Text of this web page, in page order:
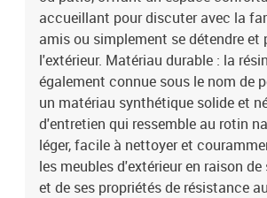
fibre de cotonDimensions du coussin de siège
P x é)Dimensions du coussin de dossier : 55 x
é)La livraison contient :1 x canapé d'angle1 x
canapé avec accoudoirs5 x coussin de
avec housse amovible et lavable
accueillant pour discuter avec la
amis ou simplement se détendre et
l'extérieur. Matériau durable : la
également connue sous le nom de
un matériau synthétique solide et
d'entretien qui ressemble au rotin
léger, facile à nettoyer et
les meubles d'extérieur en raison
et de ses propriétés de résistance